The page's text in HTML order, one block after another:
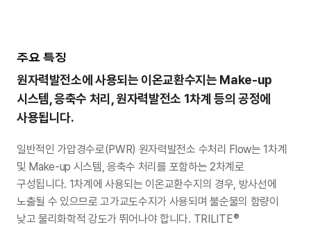
주요 특징
원자력발전소에 사용되는 이온교환수지는 Make-up
시스템, 응축수 처리, 원자력발전소 1차계 등의 공정에
사용됩니다.
일반적인 가압경수로(PWR) 원자력발전소 수처리 Flow는1차계
및 Make-up 시스템, 응축수 처리를 포함하는 2차계로
구성됩니다. 1차계에 사용되는 이온교환수지의 경우, 방사선에
노출될 수 있으므로 고가교도수지가 사용되며 불순물의 함량이
낮고 물리화학적 강도가 뛰어나야 합니다. TRILITE®